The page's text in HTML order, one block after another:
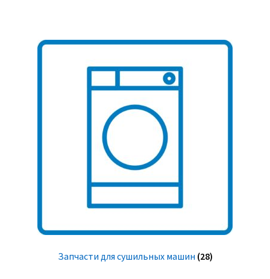
Запчасти для сушильных машин (28)